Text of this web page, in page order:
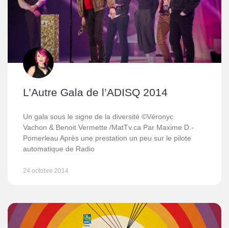
L’Autre Gala de l’ADISQ 2014
Un gala sous le signe de la diversité ©Véronyc
Vachon & Benoit Vermette /MatTv.ca Par Maxime D.-
Pomerleau Après une prestation un peu sur le pilote
automatique de Radio
24 octobre 2014